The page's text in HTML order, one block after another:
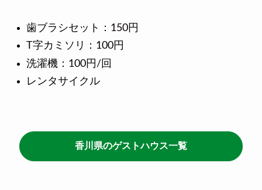
歯ブラシセット：150円
T字カミソリ：100円
洗濯機：100円/回
レンタサイクル
香川県のゲストハウス一覧